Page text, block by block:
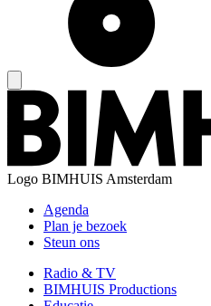
Logo BIMHUIS Amsterdam
Agenda
Plan je bezoek
Steun ons
Radio & TV
BIMHUIS Productions